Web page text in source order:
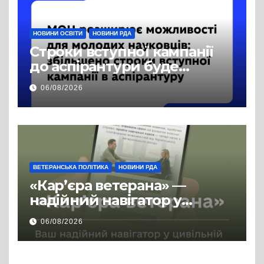
НОВИНИ ОСВІТИ НОВИНИ РДА
Строки вступної кампанії
до аспірантури буде
продовжено
06/08/2026
ВЕТЕРАНСЬКА ПОЛІТИКА НОВИНИ РДА
«Кар’єра ветерана» —
надійний навігатор у
цивільній професії
06/08/2026